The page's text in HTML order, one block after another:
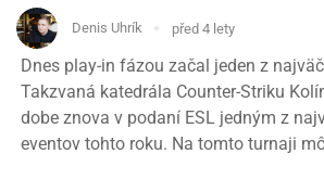
Denis Uhrík před 4 lety
Dnes play-in fázou začal jeden z
Takzvaná katedrála Counter-Striku
dobe znova v podaní ESL jedným z
eventov tohto roku. Na tomto turnaji